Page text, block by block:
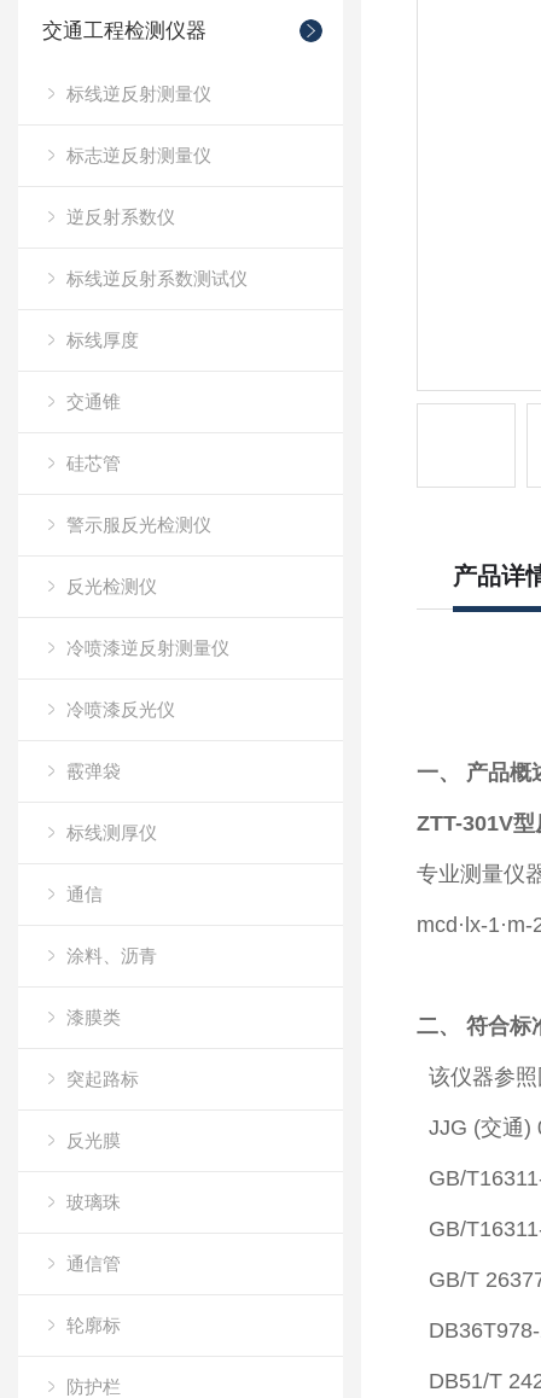
交通工程检测仪器
标线逆反射测量仪
标志逆反射测量仪
逆反射系数仪
标线逆反射系数测试仪
标线厚度
交通锥
硅芯管
警示服反光检测仪
反光检测仪
冷喷漆逆反射测量仪
冷喷漆反光仪
霰弹袋
标线测厚仪
通信
涂料、沥青
漆膜类
突起路标
反光膜
玻璃珠
通信管
轮廓标
防护栏
产品详
一、 产品概
ZTT-301V型
专业测量仪
mcd·lx-
二、 符合标
该仪器参
JJG (交通)
GB/
GB/
GB/T
DB51/T